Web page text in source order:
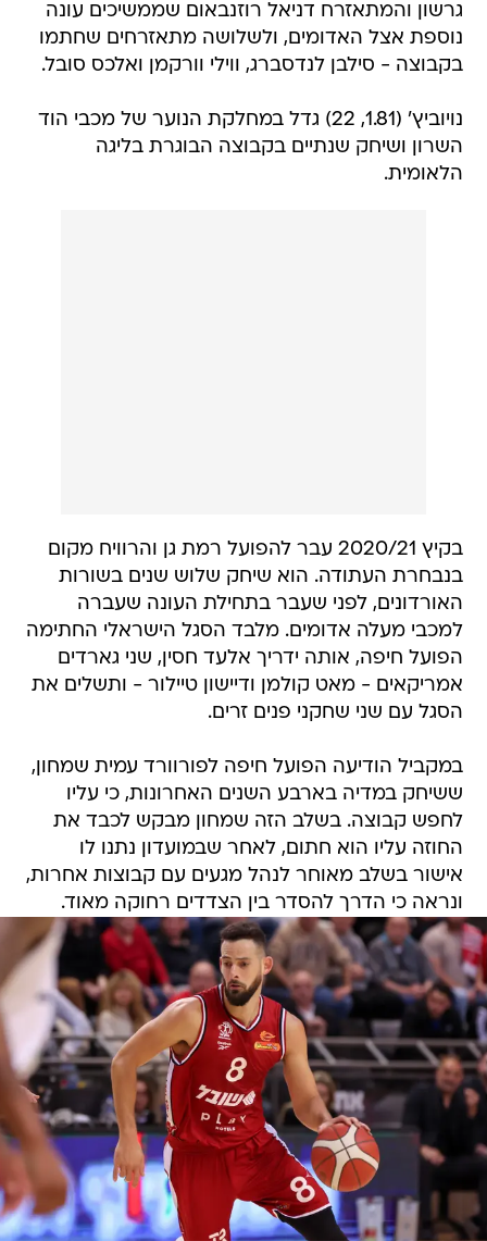
גרשון והמתאזרח דניאל רוזנבאום שממשיכים עונה
נוספת אצל האדומים, ולשלושה מתאזרחים שחתמו
בקבוצה - סילבן לנדסברג, ווילי וורקמן ואלכס סובל.
נויוביץ' (1.81, 22) גדל במחלקת הנוער של מכבי הוד
השרון ושיחק שנתיים בקבוצה הבוגרת בליגה
הלאומית.
בקיץ 2020/21 עבר להפועל רמת גן והרוויח מקום
בנבחרת העתודה. הוא שיחק שלוש שנים בשורות
האורדונים, לפני שעבר בתחילת העונה שעברה
למכבי מעלה אדומים. מלבד הסגל הישראלי החתימה
הפועל חיפה, אותה ידריך אלעד חסין, שני גארדים
אמריקאים - מאט קולמן ודיישון טיילור - ותשלים את
הסגל עם שני שחקני פנים זרים.
במקביל הודיעה הפועל חיפה לפורוורד עמית שמחון,
ששיחק במדיה בארבע השנים האחרונות, כי עליו
לחפש קבוצה. בשלב הזה שמחון מבקש לכבד את
החוזה עליו הוא חתום, לאחר שבמועדון נתנו לו
אישור בשלב מאוחר לנהל מגעים עם קבוצות אחרות,
ונראה כי הדרך להסדר בין הצדדים רחוקה מאוד.